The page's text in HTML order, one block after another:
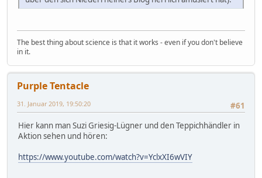
The best thing about science is that it works - even if you don't believe
in it.
Purple Tentacle
#61
31. Januar 2019, 19:50:20
Hier kann man Suzi Griesig-Lügner und den Teppichhändler in
Aktion sehen und hören:
https://www.youtube.com/watch?v=YclxXI6wVIY